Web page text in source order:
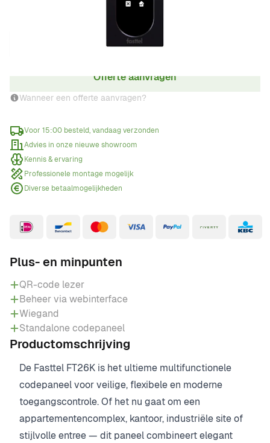
Offerte aanvragen
Wanneer een offerte aanvragen?
Voor 15:00 besteld, vandaag verzonden
Advies in onze nieuwe showroom
Kennis & ervaring
Professionele montage mogelijk
Diverse betaalmogelijkheden
Plus- en minpunten
QR-code lezer
Beheer via webinterface
Wiegand
Standalone codepaneel
Productomschrijving
De Fasttel FT26K is het ultieme multifunctionele
codepaneel voor veilige, flexibele en moderne
toegangscontrole. Of het nu gaat om een
appartementencomplex, kantoor, industriële site of
stijlvolle entree — dit paneel combineert elegant